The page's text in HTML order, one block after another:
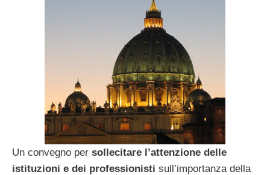
Un convegno per sollecitare l’attenzione delle
istituzioni e dei professionisti sull’importanza della